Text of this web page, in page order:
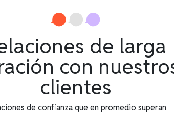
de larga
con
clientes
de confianza que en promedio superan